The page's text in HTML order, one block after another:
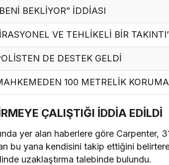
BEKLİYOR” İDDİASI
VE TEHLİKELİ BİR
DE DESTEK GELDİ
100 METRELİK
ÇALIŞTIĞI İDDİA EDİLDİ
yer alan haberlere göre Carpenter,
bu yana kendisini takip ettiğini
uzaklaştırma talebinde bulundu.